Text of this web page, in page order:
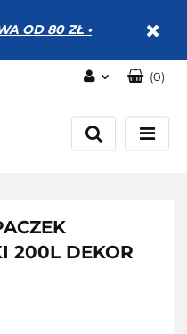
OD 80 ZŁ •
Zaloguj się
Zarejestruj się
(0)
200L DEKOR